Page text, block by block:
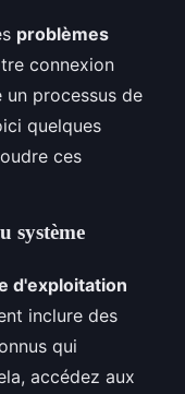
problèmes
connexion
un processus de
quelques
ces
système
d'exploitation
inclure des
qui
accédez aux